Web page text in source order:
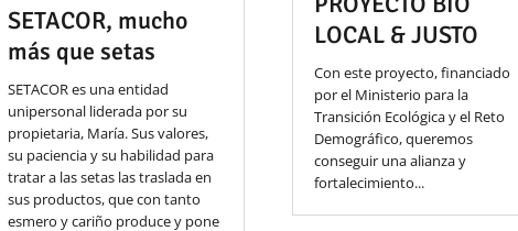
SETACOR, mucho
más que setas
SETACOR es una entidad
unipersonal liderada por su
propietaria, María. Sus valores,
su paciencia y su habilidad para
tratar a las setas las traslada en
sus productos, que con tanto
esmero y cariño produce y pone
LOCAL & JUSTO
Con este proyecto, financiado
por el Ministerio para la
Transición Ecológica y el Reto
Demográfico, queremos
conseguir una alianza y
fortalecimiento...